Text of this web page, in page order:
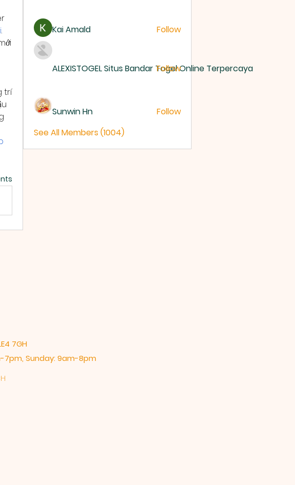
.
trí
Kai Amald Follow
ALEXISTOGEL Situs Bandar Togel Online Terpercaya
Follow
Sunwin Hn
Follow
See All Members (1004)
7GH
7pm, ​Sunday: 9am-8pm